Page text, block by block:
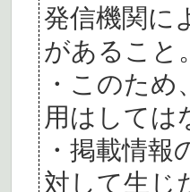
発信機関に
があること。
・このた
用はしては
・掲載情
対して生じ